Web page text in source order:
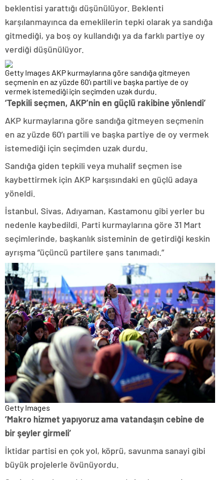
beklentisi yarattığı düşünülüyor. Beklenti
karşılanmayınca da emeklilerin tepki olarak ya sandığa
gitmediği, ya boş oy kullandığı ya da farklı partiye oy
verdiği düşünülüyor.
Getty Images AKP kurmaylarına göre sandığa gitmeyen
seçmenin en az yüzde 60’ı partili ve başka partiye de oy
vermek istemediği için seçimden uzak durdu.
‘Tepkili seçmen, AKP’nin en güçlü rakibine yönlendi’
AKP kurmaylarına göre sandığa gitmeyen seçmenin
en az yüzde 60’ı partili ve başka partiye de oy vermek
istemediği için seçimden uzak durdu.
Sandığa giden tepkili veya muhalif seçmen ise
kaybettirmek için AKP karşısındaki en güçlü adaya
yöneldi.
İstanbul, Sivas, Adıyaman, Kastamonu gibi yerler bu
nedenle kaybedildi. Parti kurmaylarına göre 31 Mart
seçimlerinde, başkanlık sisteminin de getirdiği keskin
ayrışma “üçüncü partilere şans tanımadı.”
Getty Images
‘Makro hizmet yapıyoruz ama vatandaşın cebine de
bir şeyler girmeli’
İktidar partisi en çok yol, köprü, savunma sanayi gibi
büyük projelerle övünüyordu.